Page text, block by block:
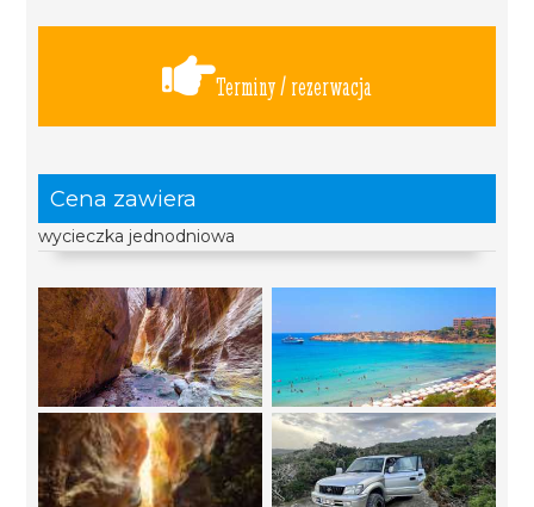
Terminy / rezerwacja
Cena zawiera
wycieczka jednodniowa